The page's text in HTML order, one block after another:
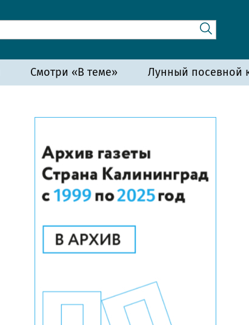
Смотри «В теме» Лунный посевной